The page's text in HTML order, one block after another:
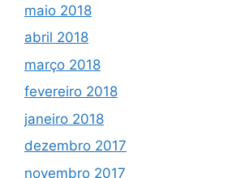
maio 2018
abril 2018
março 2018
fevereiro 2018
janeiro 2018
dezembro 2017
novembro 2017